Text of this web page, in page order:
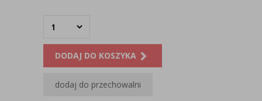
DODAJ DO KOSZYKA
dodaj do przechowalni